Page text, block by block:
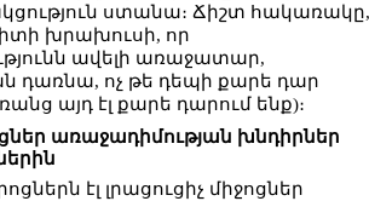
ստանա։ Ճիշտ հակառակը,
խրախուսի, որ
ավելի առաջատար,
դառնա, ոչ թե դեպի քարե դար
այդ էլ քարե դարում ենք)։
առաջադիմության խնդիրներ
էլ լրացուցիչ միջոցներ